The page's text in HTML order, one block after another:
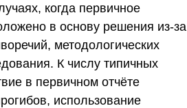
когда первичное
в основу решения из-за
методологических
К числу типичных
в первичном отчёте
использование